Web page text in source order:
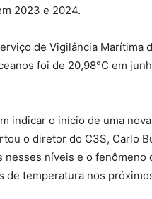
2023 e 2024.
de Vigilância Marítima
foi de 20,98°C em
indicar o início de uma
o diretor do C3S, Carlo
nesses níveis e o
de temperatura nos